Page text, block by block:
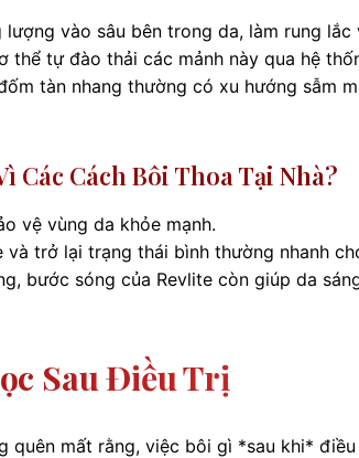
vào sâu bên trong da, làm rung lắc
thể tự đào thải các mảnh này qua hệ
tàn nhang thường có xu hướng sẫm
Các Cách Bôi Thoa Tại Nhà?
vệ vùng da khỏe mạnh.
và trở lại trạng thái bình thường nhanh
bước sóng của Revlite còn giúp da
Sau Điều Trị
quên mất rằng, việc bôi gì *sau khi*